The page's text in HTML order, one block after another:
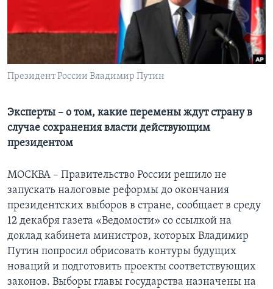
Learning English
Языки
Президент России Владимир Путин
Эксперты – о том, какие перемены ждут страну в
случае сохранения власти действующим
президентом
МОСКВА – Правительство России решило не
запускать налоговые реформы до окончания
президентских выборов в стране, сообщает в среду
12 декабря газета «Ведомости» со ссылкой на
доклад кабинета министров, которых Владимир
Путин попросил обрисовать контуры будущих
новаций и подготовить проекты соответствующих
законов. Выборы главы государства назначены на